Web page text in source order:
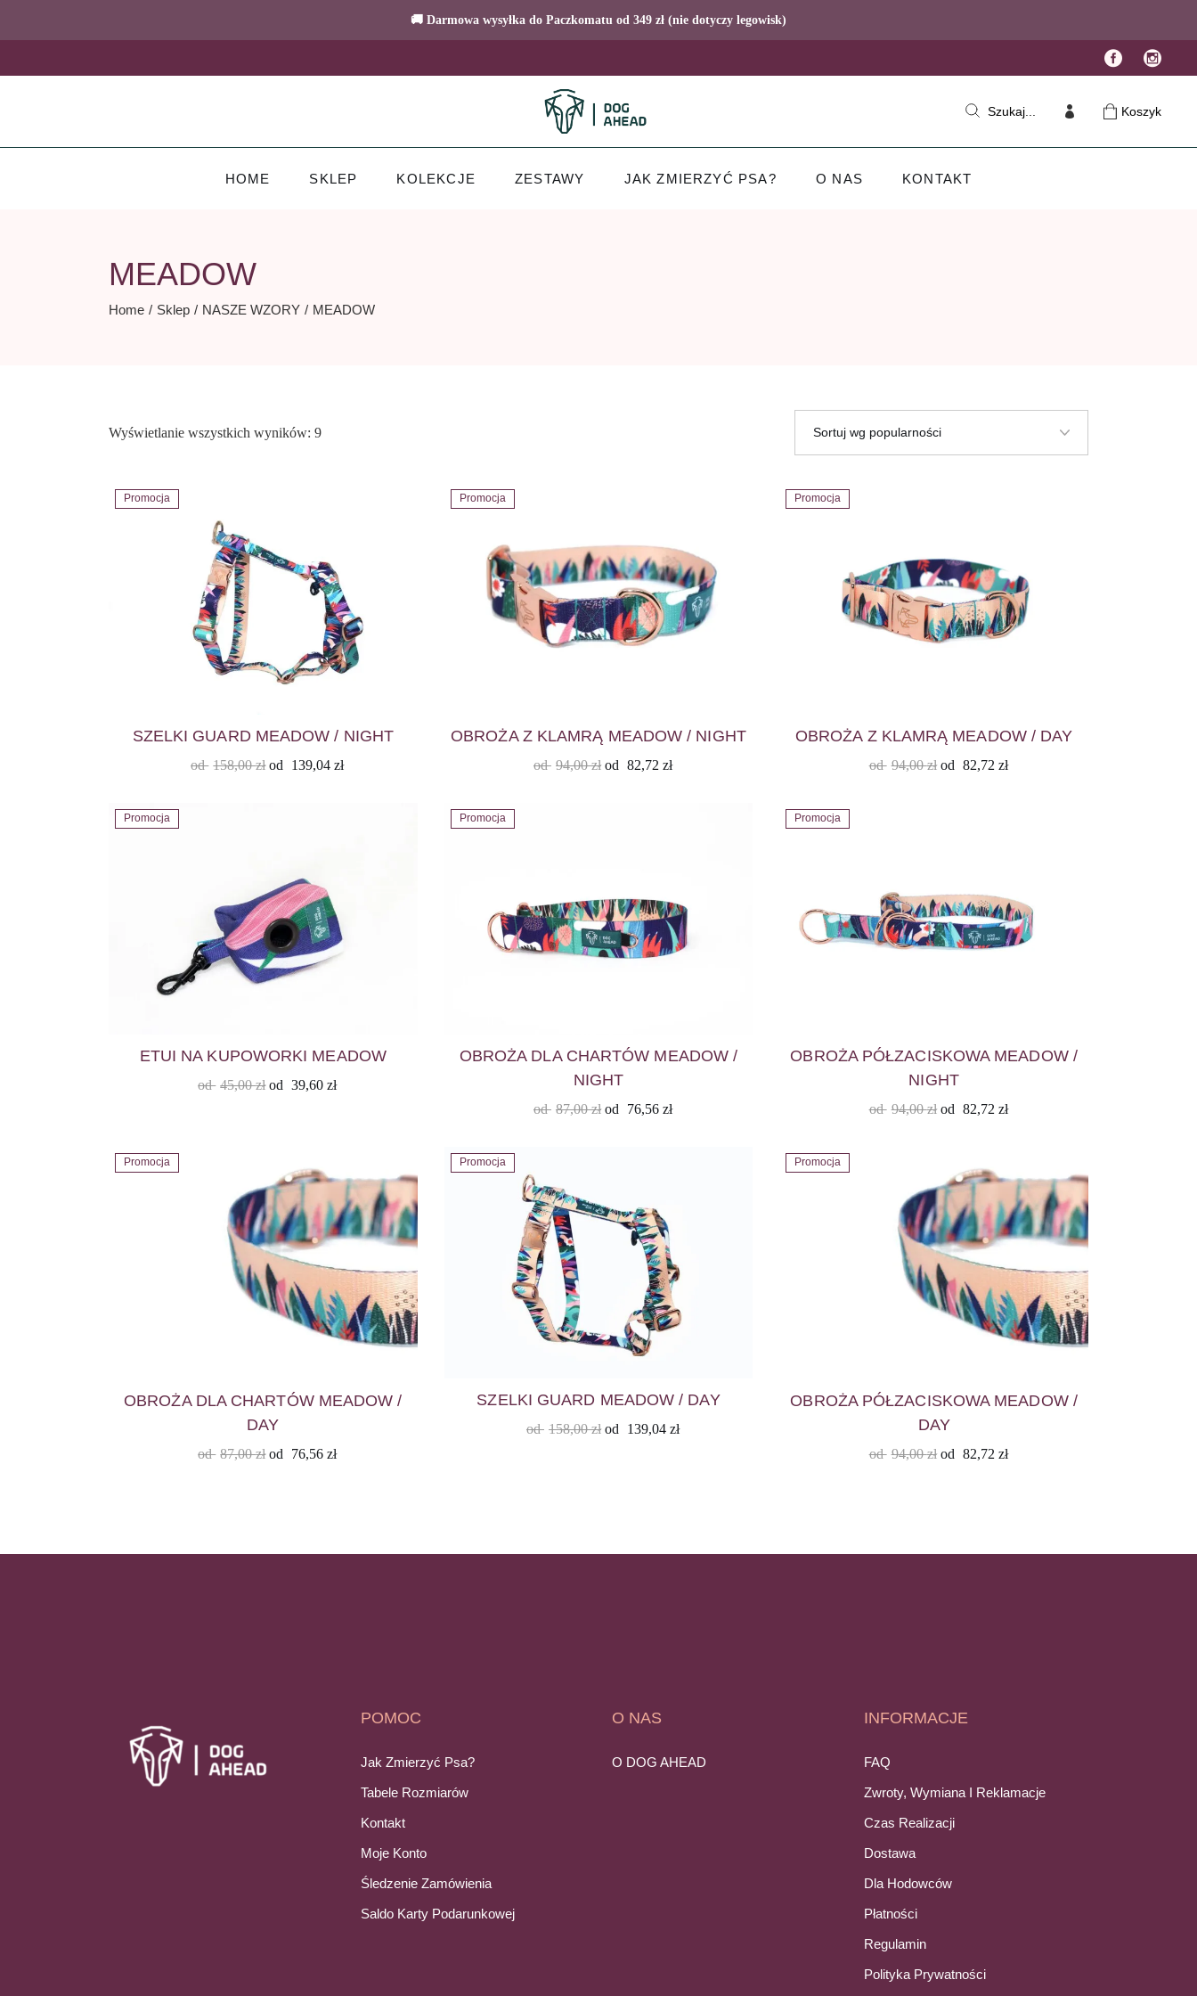
🚚 Darmowa wysyłka do Paczkomatu od 349 zł (nie dotyczy legowisk)
the
Szukaj... Koszyk
HOME SKLEP KOLEKCJE ZESTAWY JAK ZMIERZYĆ PSA? O NAS KONTAKT
MEADOW
Home Sklep NASZE WZORY MEADOW
Wyświetlanie wszystkich wyników: 9Posortowane
Promocja
SZELKI GUARD MEADOW / NIGHT
od 158,00zł od 139,04zł
Promocja
OBROŻA Z KLAMRĄ MEADOW / NIGHT
od 94,00zł od 82,72 zł
Promocja
OBROŻA Z KLAMRĄ MEADOW / DAY
od 94,00zł od 82,72 zł
Promocja
ETUI NA KUPOWORKI MEADOW
od 45,00zł od 39,60zł
Promocja
OBROŻA DLA CHARTÓW MEADOW /
NIGHT
od 87,00zł od 76,56 zł
Promocja
OBROŻA PÓŁZACISKOWA MEADOW /
NIGHT
od 94,00zł od 82,72 zł
Promocja
OBROŻA DLA CHARTÓW MEADOW /
DAY
od 87,00zł od 76,56zł
Promocja
SZELKI GUARD MEADOW / DAY
od 158,00zł od 139,04 zł
Promocja
OBROŻA PÓŁZACISKOWA MEADOW /
DAY
od 94,00zł od 82,72 zł
POMOC
Jak Zmierzyć Psa?
Tabele Rozmiarów
Kontakt
Moje Konto
Śledzenie Zamówienia
Saldo Karty Podarunkowej
O NAS
O DOG AHEAD
INFORMACJE
FAQ
Zwroty, Wymiana I Reklamacje
Czas Realizacji
Dostawa
Dla Hodowców
Płatności
Regulamin
Polityka Prywatności